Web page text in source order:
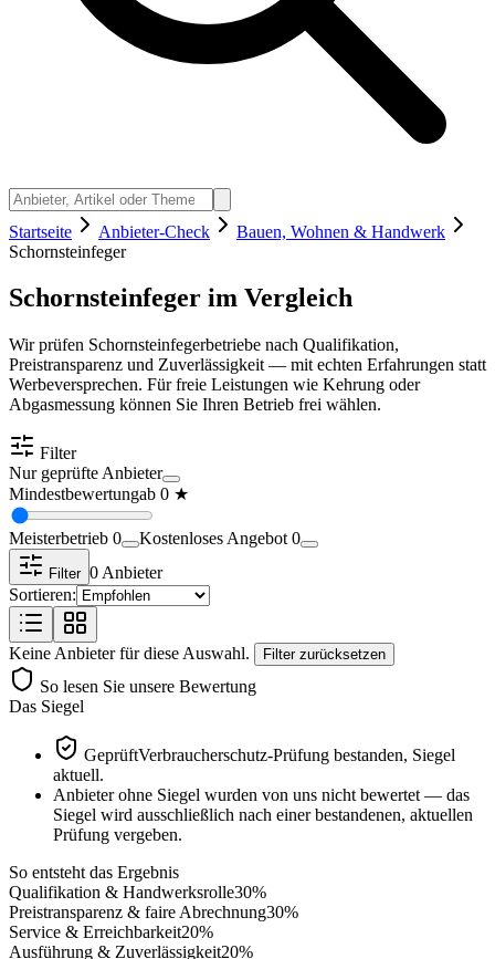
Startseite Anbieter-Check
Bauen, Wohnen & Handwerk
Schornsteinfeger
Schornsteinfeger im Vergleich
Wir prüfen Schornsteinfegerbetriebe nach Qualifikation,
Preistransparenz und Zuverlässigkeit — mit echten Erfahrungen statt
Werbeversprechen. Für freie Leistungen wie Kehrung oder
Abgasmessung können Sie Ihren Betrieb frei wählen.
Filter
Nur geprüfte Anbieter
Mindestbewertungab 0 ★
Meisterbetrieb 0 Kostenloses Angebot 0
Filter 0 Anbieter
Sortieren:
Keine Anbieter für diese Auswahl. Filter zurücksetzen
So lesen Sie unsere Bewertung
Das Siegel
GeprüftVerbraucherschutz-Prüfung bestanden, Siegel
aktuell.
Anbieter ohne Siegel wurden von uns nicht bewertet — das
Siegel wird ausschließlich nach einer bestandenen, aktuellen
Prüfung vergeben.
So entsteht das Ergebnis
Qualifikation & Handwerksrolle30%
Preistransparenz & faire Abrechnung30%
Service & Erreichbarkeit20%
Ausführung & Zuverlässigkeit20%